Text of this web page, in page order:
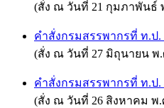
(สั่ง ณ วันที่ 21 กุมภาพันธ์
คำสั่งกรมสรรพากรที่ ท.ป.
(สั่ง ณ วันที่ 27 มิถุนายน พ.
คำสั่งกรมสรรพากรที่ ท.ป.
(สั่ง ณ วันที่ 26 สิงหาคม พ.